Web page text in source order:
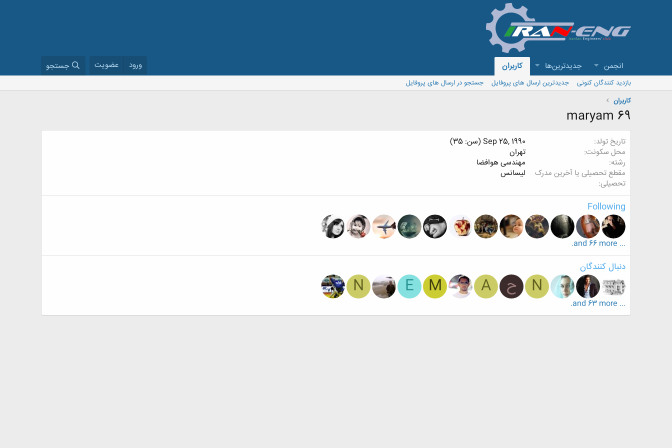
انجمن جدیدترین‌ها کاربران ورود عضویت جستجو
بازدید کنندگان کنونی جدیدترین ارسال های پروفایل
جستجو در ارسال های پروفایل
کاربران
maryam 69
تاریخ تولد
Sep 25, 1990 (سن: 35)
محل سکونت
تهران
رشته
مهندسی هوافضا
مقطع تحصیلی یا آخرین مدرک
تحصیلی
لیسانس
Following
... and 66 more.
دنبال کنندگان
N ح A
M
E
N
... and 63 more.